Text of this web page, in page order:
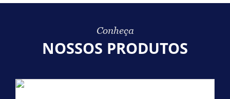
Conheça
NOSSOS PRODUTOS